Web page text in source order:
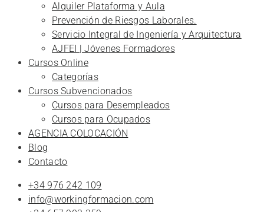
Alquiler Plataforma y Aula
Prevención de Riesgos Laborales.
Servicio Integral de Ingeniería y Arquitectura
AJFEI | Jóvenes Formadores
Cursos Online
Categorías
Cursos Subvencionados
Cursos para Desempleados
Cursos para Ocupados
AGENCIA COLOCACIÓN
Blog
Contacto
+34 976 242 109
info@workingformacion.com